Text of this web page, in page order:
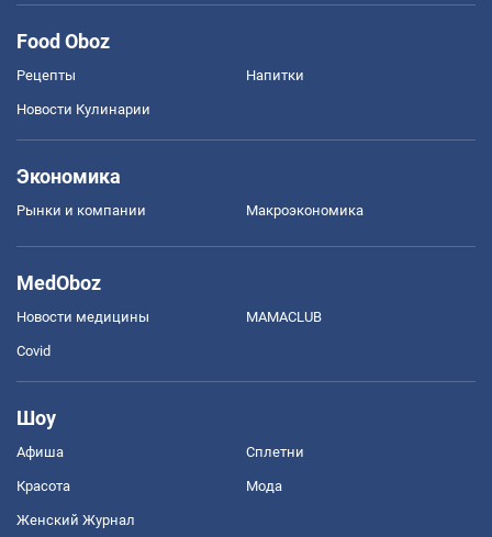
Food Oboz
Рецепты Напитки
Новости Кулинарии
Экономика
Рынки и компании Mакроэкономика
MedOboz
Новости медицины MAMACLUB
Covid
Шоу
Афиша Сплетни
Красота Мода
Женский Журнал